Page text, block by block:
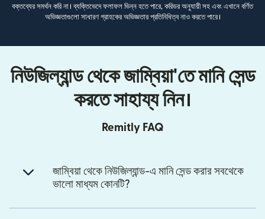
বক্তব্যের সমর্থন করি না। ব্যক্তিভেদে ফলাফল ভিন্ন হতে পারে, করিডর অনুযায়ী সহ এবং এখানে বর্ণিত
অভিজ্ঞতাগুলো সাধারণ গ্রাহকের অভিজ্ঞতার প্রতিনিধিত্ব নাও করতে পারে।
নিউজিল্যান্ড থেকে জাম্বিয়া'তে মানি সেন্ড
করতে সাহায্য নিন।
Remitly FAQ
জাম্বিয়া থেকে নিউজিল্যান্ড-এ মানি সেন্ড করার সবথেকে
ভালো মাধ্যম কোনটি?